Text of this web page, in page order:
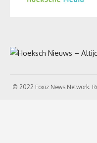
© 2022 Foxiz News Network.